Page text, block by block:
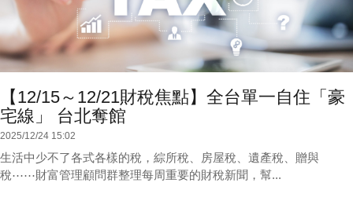
【12/15～12/21財稅焦點】全台單一自住「豪
宅線」 台北奪館
2025/12/24 15:02
生活中少不了各式各樣的稅，綜所稅、房屋稅、遺產稅、贈與
稅⋯⋯財富管理顧問群整理每周重要的財稅新聞，幫...